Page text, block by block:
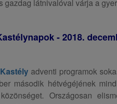
gazdag látnivalóval várja a
- 2018.
adventi programok
második hétvégéjének
Országosan